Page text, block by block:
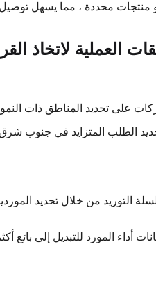
محددة ، مما يسهل توصيل
العملية لاتخاذ
الطلب المتزايد في جنوب
التوريد من خلال تحديد